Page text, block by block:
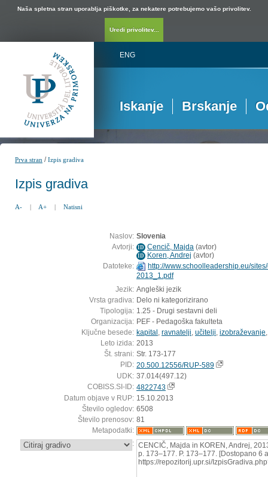
Naša spletna stran uporablja piškotke, za nekatere potrebujemo vašo privolitev.
Uredi privolitev...
ENG
Iskanje Brskanje
Prva stran /Izpis gradiva
Izpis gradiva
A- | A+ | Natisni
Naslov: Slovenia
Avtorji: ID Cencič, Majda (avtor)
ID Koren, Andrej (avtor)
Datoteke:
http://www.schoolleadership.eu/
2013_1.pdf
Jezik: Angleški jezik
Vrsta gradiva: Delo ni kategorizirano
Tipologija: 1.25 - Drugi sestavni deli
Organizacija: PEF - Pedagoška fakulteta
Ključne besede: kapital ravnatelji učitelji izobraževanje
Leto izida: 2013
Št. strani: Str. 173-177
PID: 20.500.12556/RUP-589
UDK: 37.014(497.12)
COBISS.SI-ID: 4822743
Datum objave v RUP: 15.10.2013
Število ogledov: 6508
Število prenosov: 81
Metapodatki:
: CENCIČ, Majda in KOREN, Andrej,
p. 173–177. P. 173–177. [Dostopano 6
https://repozitorij.upr.si/